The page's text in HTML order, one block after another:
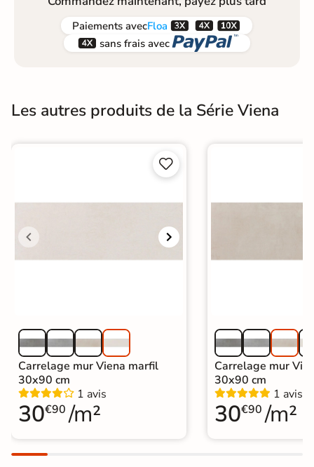
Paiements avecFloa  
 sans frais avec 
Les autres produits de la Série Viena


Carrelage mur Viena marfil
30x90 cm
1 avis
30€90 /m²
Carrelage mur
30x90 cm
1 avis
30€90 /m²